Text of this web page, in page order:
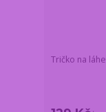
Tričko na